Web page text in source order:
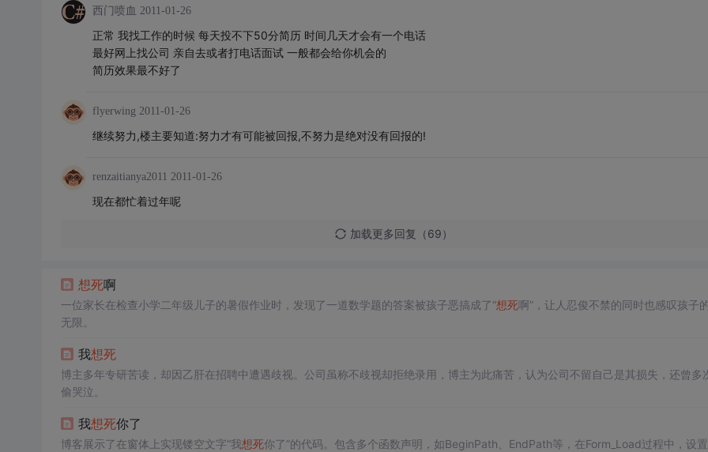
西门喷血 2011-01-26
正常 我找工作的时候 每天投不下50分简历 时间几天才会有一个电话
最好网上找公司 亲自去或者打电话面试 一般都会给你机会的
简历效果最不好了
flyerwing 2011-01-26
继续努力,楼主要知道:努力才有可能被回报,不努力是绝对没有回报的!
renzaitianya2011 2011-01-26
现在都忙着过年呢
加载更多回复（69）
想死啊
一位家长在检查小学二年级儿子的暑假作业时，发现了一道数学题的答案被孩子恶搞成了“想死啊”，让人忍俊不禁的同时也感叹孩子
无限。
我想死
博主多年专研苦读，却因乙肝在招聘中遭遇歧视。公司虽称不歧视却拒绝录用，博主为此痛苦，认为公司不留自己是其损失，还曾多
偷哭泣。
我想死你了
博客展示了在窗体上实现镂空文字“我想死你了”的代码。包含多个函数声明，如BeginPath、EndPath等，在Form_Load过程中，设